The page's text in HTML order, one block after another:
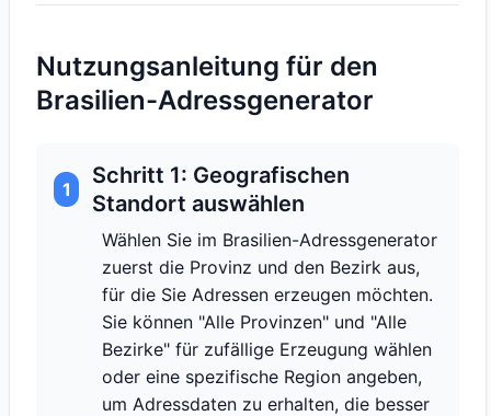
Nutzungsanleitung für den
Brasilien-Adressgenerator
1
Schritt 1: Geografischen
Standort auswählen
Wählen Sie im Brasilien-Adressgenerator
zuerst die Provinz und den Bezirk aus,
für die Sie Adressen erzeugen möchten.
Sie können "Alle Provinzen" und "Alle
Bezirke" für zufällige Erzeugung wählen
oder eine spezifische Region angeben,
um Adressdaten zu erhalten, die besser